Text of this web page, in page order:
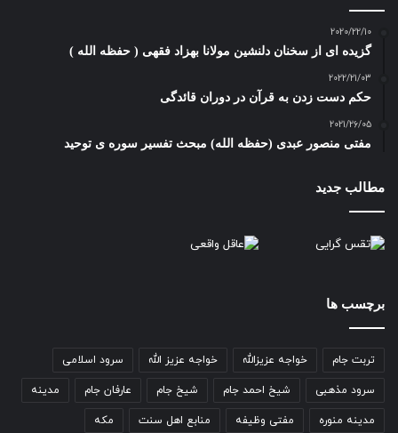
ی
ی
2020/22/10
گزیده ای از سخنان دلنشین مولانا بهزاد فقهی ( حفظه الله )
2022/21/03
حکم دست زدن به قرآن در دوران قائدگی
2021/26/05
مفتی منصور عبدی (حفظه الله) مبحث تفسیر سوره ی توحید
مطالب جدید
برچسب ها
تربت جام خواجه عزیزالله خواجه عزیز الله سرود اسلامی
سرود مذهبی شیخ احمد جام شیخ جام عارفان جام مدینه
مدینه منوره مفتی وظیفه منابع اهل سنت مکه